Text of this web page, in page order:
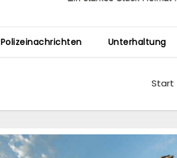
Polizeinachrichten Unterhaltung
Start